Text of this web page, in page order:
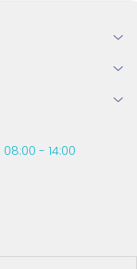
08:00 - 14:00